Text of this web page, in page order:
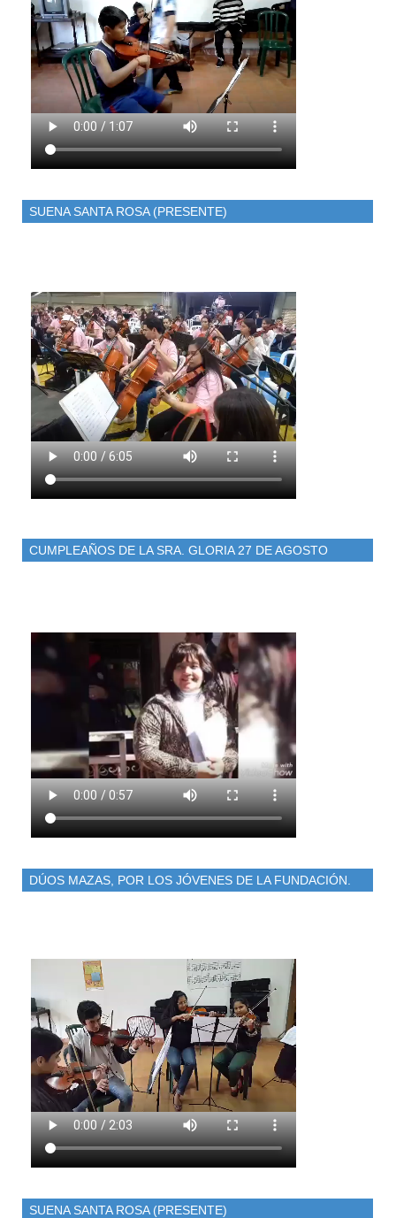
SUENA SANTA ROSA (PRESENTE)
CUMPLEAÑOS DE LA SRA. GLORIA 27 DE AGOSTO
DÚOS MAZAS, POR LOS JÓVENES DE LA FUNDACIÓN.
SUENA SANTA ROSA (PRESENTE)